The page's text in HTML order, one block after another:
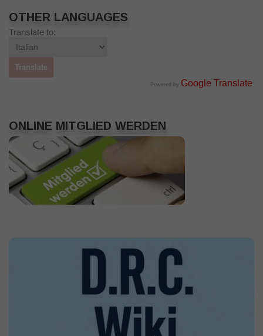
OTHER LANGUAGES
Translate to:
Powered by Google Translate .
ONLINE MITGLIED WERDEN